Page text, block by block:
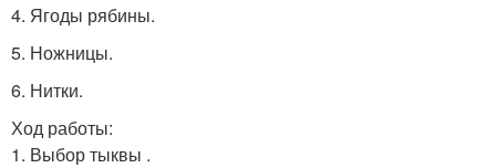
4. Ягоды рябины.
5. Ножницы.
6. Нитки.
Ход работы:
1. Выбор тыквы .